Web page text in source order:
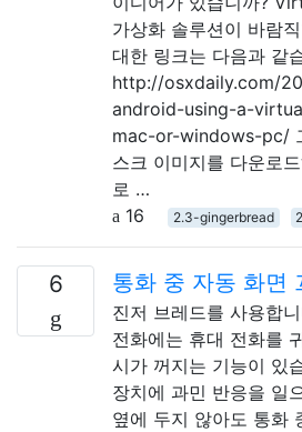
가상화 솔루션이 바람
대한 링크는 다음과 같
http://osxdaily.com/
android-using-a-
mac-or-windows-pc/
스크 이미지를 다운로
로 …
16
2.3-gingerbread
6 통화 중 자동 화면
진저 브레드를 사용합
전화에는 휴대 전화를
시가 꺼지는 기능이 있
장치에 과민 반응을 일
옆에 두지 않아도 통화